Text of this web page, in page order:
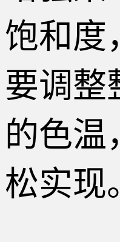
饱和度
要调整
的色温
松实现